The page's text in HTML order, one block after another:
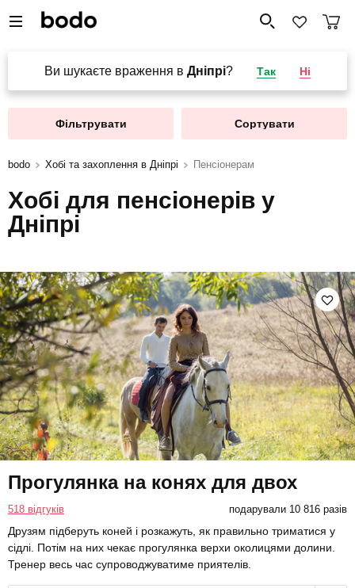
Ви шукаєте враження в Дніпрі? Так Ні
Фільтрувати Сортувати
bodo Хобі та захоплення в Дніпрі Пенсіонерам
Хобі для пенсіонерів у
Дніпрі
Прогулянка на конях для двох
518 відгуків подарували 10 816 разів
Друзям підберуть коней і розкажуть, як правильно триматися у
сідлі. Потім на них чекає прогулянка верхи околицями долини.
Тренер весь час супроводжуватиме приятелів.